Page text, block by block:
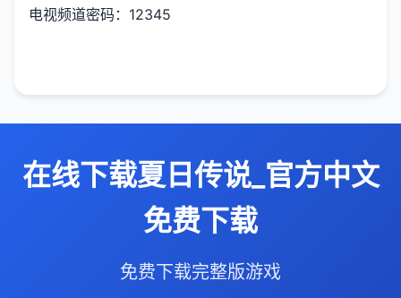
电视频道密码：12345
在线下载夏日传说_官方中文
免费下载
免费下载完整版游戏